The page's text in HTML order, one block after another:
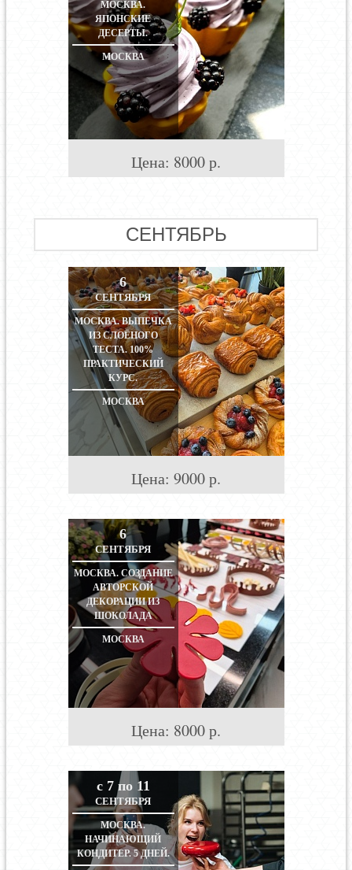
МОСКВА.
ЯПОНСКИЕ
ДЕСЕРТЫ.
МОСКВА
Цена: 8000р.
СЕНТЯБРЬ
6
СЕНТЯБРЯ
МОСКВА. ВЫПЕЧКА
ИЗ СЛОЁНОГО
ТЕСТА. 100%
ПРАКТИЧЕСКИЙ
КУРС.
МОСКВА
Цена: 9000р.
6
СЕНТЯБРЯ
МОСКВА. СОЗДАНИЕ
АВТОРСКОЙ
ДЕКОРАЦИИ ИЗ
ШОКОЛАДА
МОСКВА
Цена: 8000р.
с 7 по 11
СЕНТЯБРЯ
МОСКВА.
НАЧИНАЮЩИЙ
КОНДИТЕР. 5 ДНЕЙ.